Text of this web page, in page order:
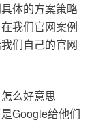
体的方案策略
我们官网案例
们自己的官网
么好意思
Google给他们